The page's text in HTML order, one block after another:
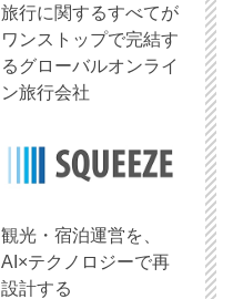
旅行に関するすべてが
ワンストップで完結す
るグローバルオンライ
ン旅行会社
観光・宿泊運営を、
AI×テクノロジーで再
設計する